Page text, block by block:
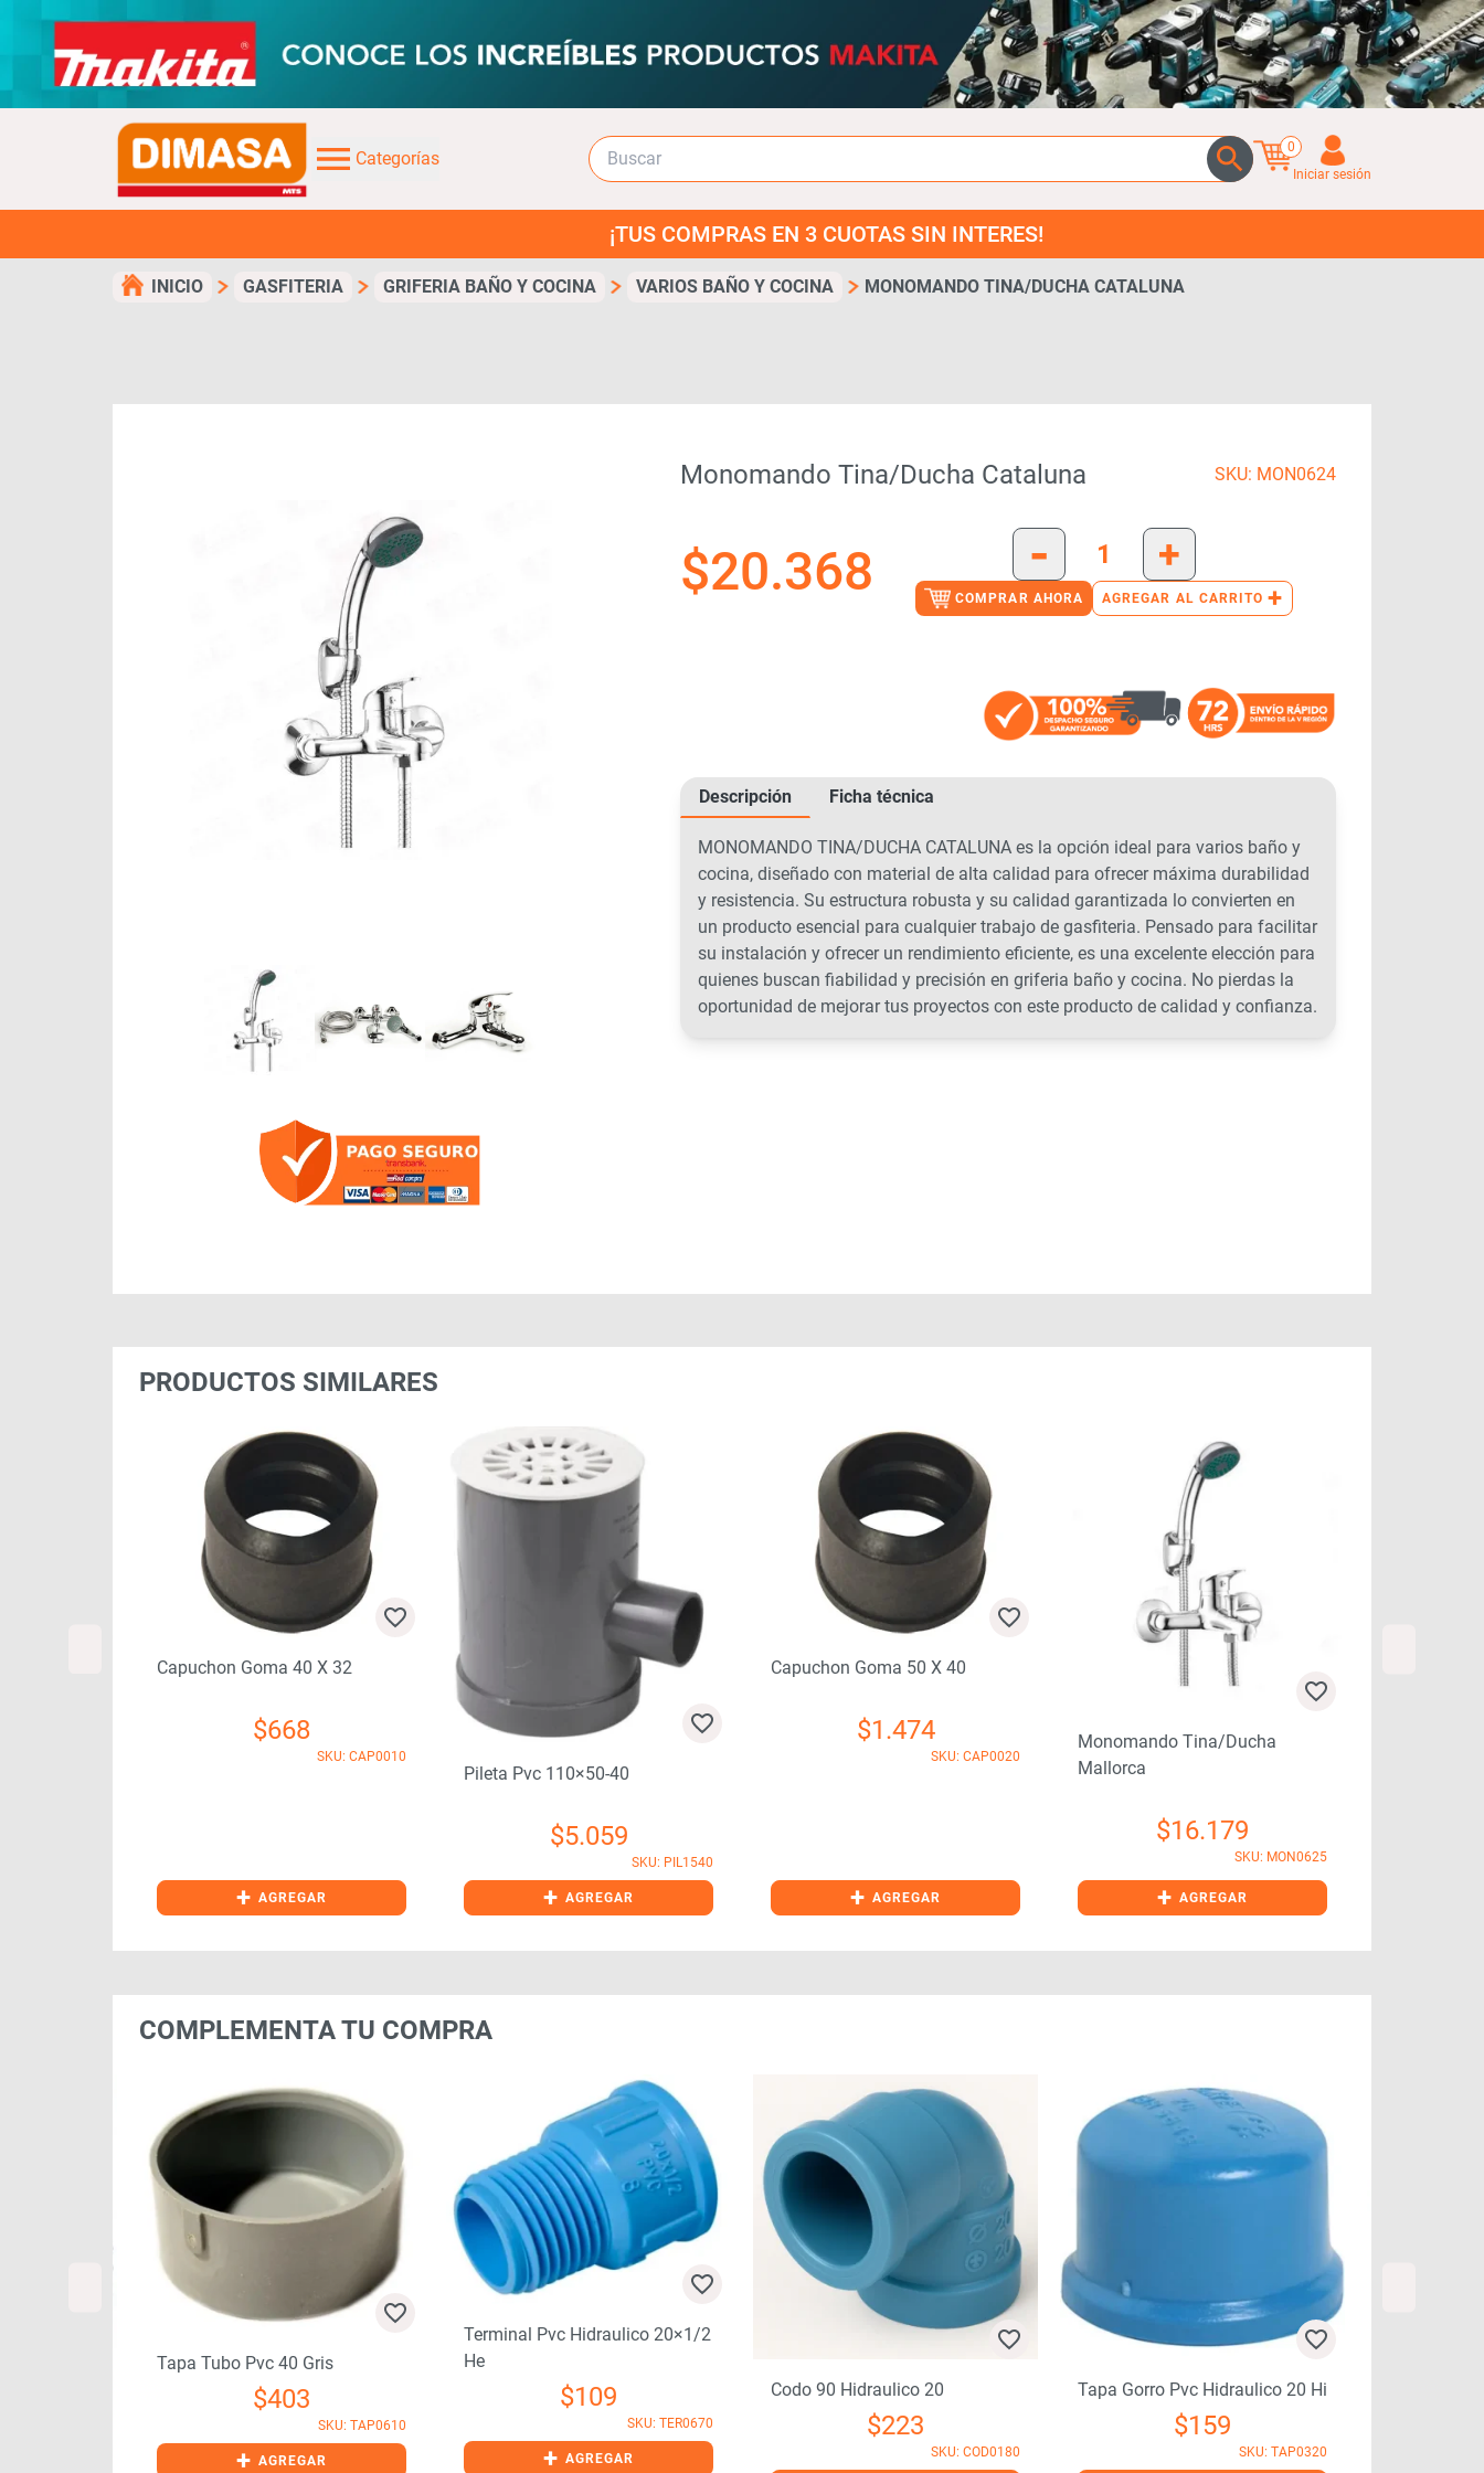
Categorías
0
Iniciar sesión
¡TUS COMPRAS EN 3 CUOTAS SIN INTERES!
INICIO GASFITERIA GRIFERIA BAÑO Y COCINA VARIOS BAÑO Y COCINA MONOMANDO TINA/DUCHA CATALUNA
Monomando Tina/ducha Cataluna SKU: MON0624
$20.368 - +
COMPRAR AHORA AGREGAR AL CARRITO +
Descripción Ficha técnica
MONOMANDO TINA/DUCHA CATALUNA es la opción ideal para varios baño y
cocina, diseñado con material de alta calidad para ofrecer máxima durabilidad
y resistencia. Su estructura robusta y su calidad garantizada lo convierten en
un producto esencial para cualquier trabajo de gasfiteria. Pensado para facilitar
su instalación y ofrecer un rendimiento eficiente, es una excelente elección para
quienes buscan fiabilidad y precisión en griferia baño y cocina. No pierdas la
oportunidad de mejorar tus proyectos con este producto de calidad y confianza.
PRODUCTOS SIMILARES
Capuchon Goma 40 X 32
$668
SKU: CAP0010
+ AGREGAR
Pileta Pvc 110×50-40
$5.059
SKU: PIL1540
+ AGREGAR
Capuchon Goma 50 X 40
$1.474
SKU: CAP0020
+ AGREGAR
Monomando Tina/ducha
Mallorca
$16.179
SKU: MON0625
+ AGREGAR
COMPLEMENTA TU COMPRA
Tapa Tubo Pvc 40 Gris
$403
SKU: TAP0610
+ AGREGAR
Terminal Pvc Hidraulico 20×1/2
He
$109
SKU: TER0670
+ AGREGAR
Codo 90 Hidraulico 20
$223
SKU: COD0180
Tapa Gorro Pvc Hidraulico 20 Hi
$159
SKU: TAP0320